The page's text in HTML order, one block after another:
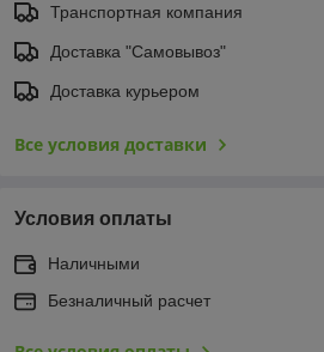
Транспортная компания
Доставка "Самовывоз"
Доставка курьером
Все условия доставки
Условия оплаты
Наличными
Безналичный расчет